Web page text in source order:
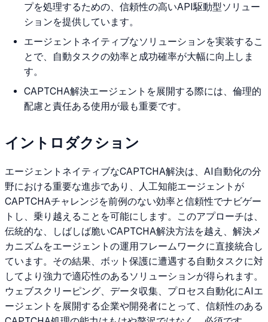
プを処理するための、信頼性の高いAPI駆動型ソリュー
ションを提供しています。
エージェントネイティブなソリューションを実装するこ
とで、自動タスクの効率と成功確率が大幅に向上しま
す。
CAPTCHA解決エージェントを展開する際には、倫理的
配慮と責任ある使用が最も重要です。
イントロダクション
エージェントネイティブなCAPTCHA解決は、AI自動化の分
野における重要な進歩であり、人工知能エージェントが
CAPTCHAチャレンジを前例のない効率と信頼性でナビゲー
トし、乗り越えることを可能にします。このアプローチは、
伝統的な、しばしば脆いCAPTCHA解決方法を越え、解決メ
カニズムをエージェントの運用フレームワークに直接統合し
ています。その結果、ボット保護に遭遇する自動タスクに対
してより強力で適応性のあるソリューションが得られます。
ウェブスクリーピング、データ収集、プロセス自動化にAIエ
ージェントを展開する企業や開発者にとって、信頼性のある